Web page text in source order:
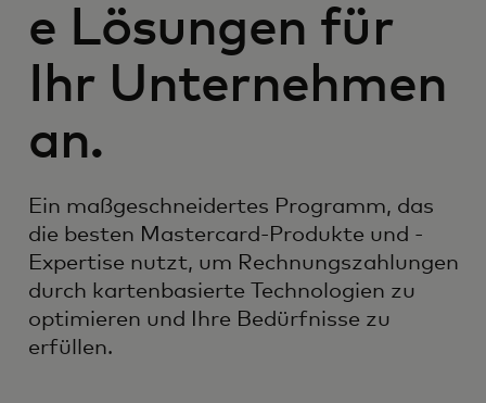
e Lösungen für
Ihr Unternehmen
an.
Ein maßgeschneidertes Programm, das
die besten Mastercard-Produkte und -
Expertise nutzt, um Rechnungszahlungen
durch kartenbasierte Technologien zu
optimieren und Ihre Bedürfnisse zu
erfüllen.